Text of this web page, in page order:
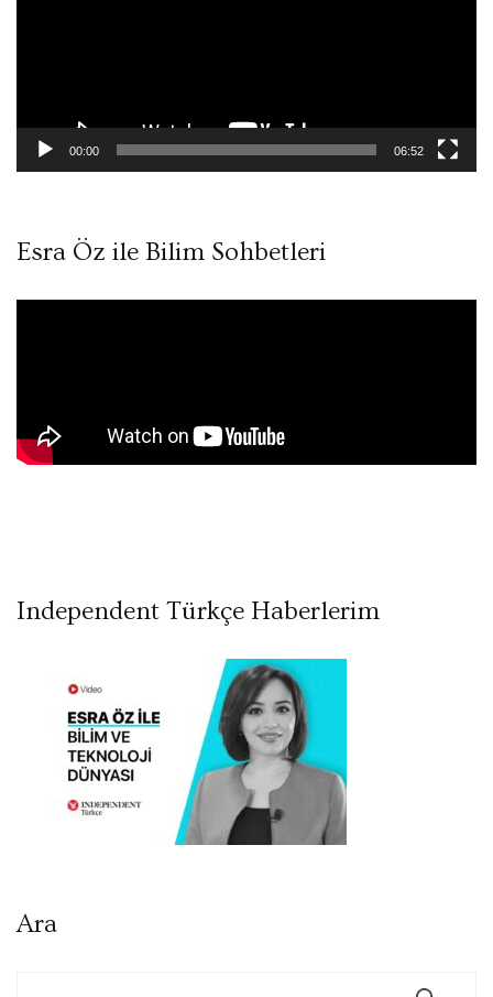
00:00 06:52
Esra Öz ile Bilim Sohbetleri
Independent Türkçe Haberlerim
Ara